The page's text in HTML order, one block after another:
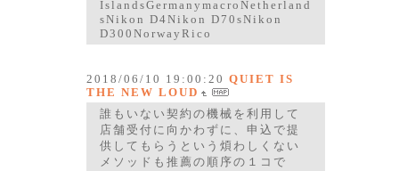
IslandsGermanymacroNetherland
sNikon D4Nikon D70sNikon
D300NorwayRico
2018/06/10 19:00:20 QUIET IS
THE NEW LOUD
誰もいない契約の機械を利用して
店舗受付に向かわずに、申込で提
供してもらうという煩わしくない
メソッドも推薦の順序の１コで